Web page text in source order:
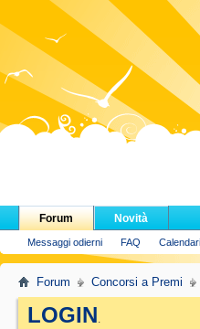
Forum
Messaggi odierni FAQ
Novità
Forum Concorsi a Premi
LOGIN.